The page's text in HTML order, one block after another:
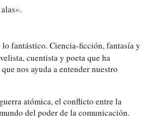
fantástico. Ciencia-ficción, fantasía y
cuentista y poeta que ha
nos ayuda a entender nuestro
atómica, el conflicto entre la
del poder de la comunicación.